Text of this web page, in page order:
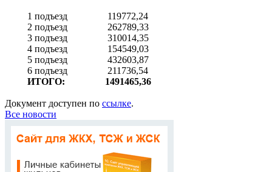
1 подъезд
119772,24
2 подъезд
262789,33
3 подъезд
310014,35
4 подъезд
154549,03
5 подъезд
432603,87
6 подъезд
211736,54
ИТОГО:
1491465,36
Документ доступен по ссылке.
Все новости